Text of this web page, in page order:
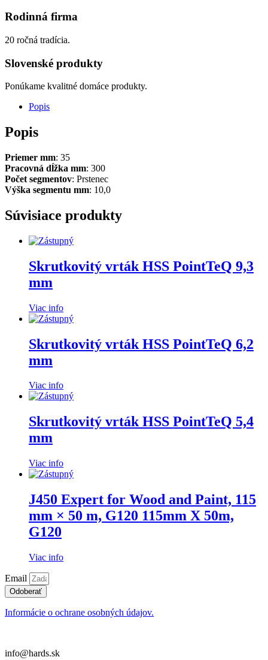
Rodinná firma
20 ročná tradícia.
Slovenské produkty
Ponúkame kvalitné domáce produkty.
Popis
Popis
Priemer mm: 35
Pracovná dĺžka mm: 300
Počet segmentov: Prstenec
Výška segmentu mm: 10,0
Súvisiace produkty
Skrutkovitý vrták HSS PointTeQ 9,3
mm
Viac info
Skrutkovitý vrták HSS PointTeQ 6,2
mm
Viac info
Skrutkovitý vrták HSS PointTeQ 5,4
mm
Viac info
J450 Expert for Wood and Paint, 115
mm × 50 m, G120 115mm X 50m,
G120
Viac info
Email
Odoberať
Informácie o ochrane osobných údajov.
info@hards.sk